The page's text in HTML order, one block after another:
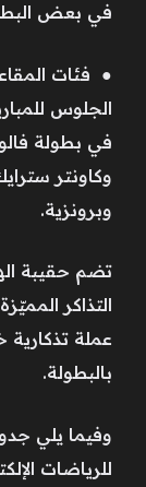
في بعض
● فئات
الجلوس
في بطولة
وبرونزية.
تضم حقيبة
التذاكر
عملة
بالبطولة.
وفيما يلي
للرياضات